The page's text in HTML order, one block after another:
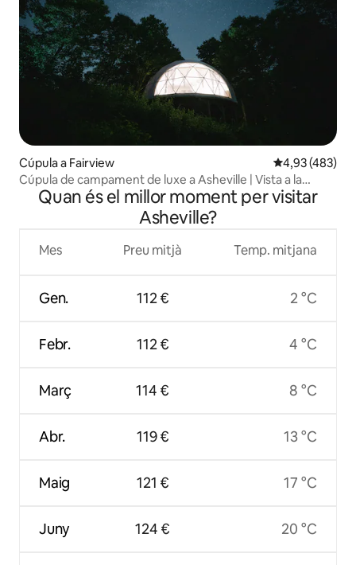
Cúpula a Fairview 4,93 de
4,93 (483)
Cúpula de campament de luxe a Asheville | Vista a la
muntanya, banyera d'hidromassatge
Quan és el millor moment per visitar
Asheville?
Mes
Gen.
Febr.
Març
Abr.
Maig
Juny
Preu mitjà
112 €
112 €
114 €
119 €
121 €
124 €
Temp. mitjana
2 °C
4 °C
8 °C
13 °C
17 °C
20 °C